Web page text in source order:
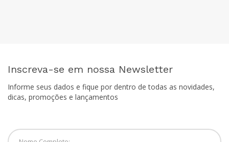
Inscreva-se em nossa Newsletter
Informe seus dados e fique por dentro de todas as novidades,
dicas, promoções e lançamentos